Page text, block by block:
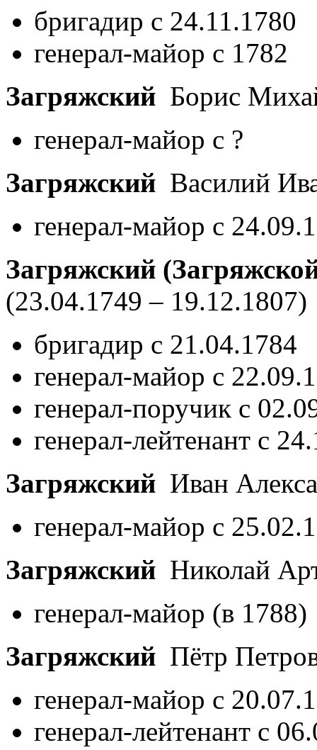
бригадир с 24.11.1780
генерал-майор с 1782
Загряжский Борис
генерал-майор с ?
Загряжский Василий
генерал-майор с
Загряжский
(23.04.1749 – 19.12.1807)
бригадир с 21.04.1784
генерал-майор с
генерал-поручик с
генерал-лейтенант с
Загряжский Иван
генерал-майор с
Загряжский Николай
генерал-майор (в 1788)
Загряжский Пётр
генерал-майор с
генерал-лейтенант с